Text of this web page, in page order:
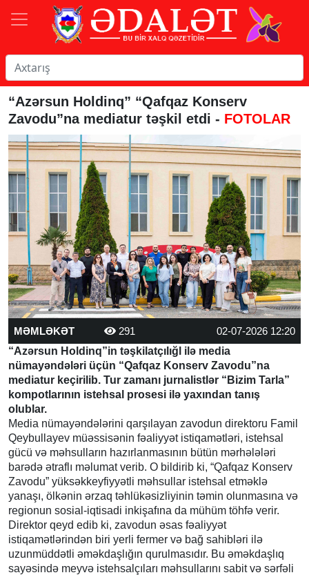
“Azərsun Holdinq” “Qafqaz Konserv
Zavodu”na mediatur təşkil etdi - FOTOLAR
MƏMLƏKƏT 291
02-07-2026 12:20
“Azərsun Holdinq”in təşkilatçılığl ilə media
nümayəndələri üçün “Qafqaz Konserv Zavodu”na
mediatur keçirilib. Tur zamanı jurnalistlər “Bizim Tarla”
kompotlarının istehsal prosesi ilə yaxından tanış
olublar.
Media nümayəndələrini qarşılayan zavodun direktoru Famil
Qeybullayev müəssisənin fəaliyyət istiqamətləri, istehsal
gücü və məhsulların hazırlanmasının bütün mərhələləri
barədə ətraflı məlumat verib. O bildirib ki, “Qafqaz Konserv
Zavodu” yüksəkkeyfiyyətli məhsullar istehsal etməklə
yanaşı, ölkənin ərzaq təhlükəsizliyinin təmin olunmasına və
regionun sosial-iqtisadi inkişafına da mühüm töhfə verir.
Direktor qeyd edib ki, zavodun əsas fəaliyyət
istiqamətlərindən biri yerli fermer və bağ sahibləri ilə
uzunmüddətli əməkdaşlığın qurulmasıdır. Bu əməkdaşlıq
sayəsində meyvə istehsalçıları məhsullarını sabit və sərfəli